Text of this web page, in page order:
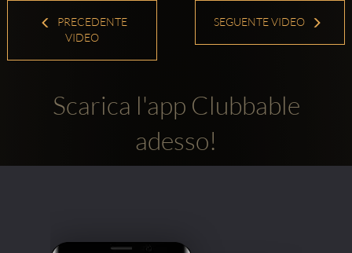
PRECEDENTE
VIDEO
SEGUENTE VIDEO
Scarica l'app Clubbable
adesso!